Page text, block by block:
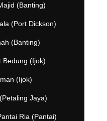
(Banting)
(Port Dickson)
(Banting)
Bedung (Ijok)
(Ijok)
Jaya)
Ria (Pantai)